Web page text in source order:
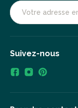
Suivez-nous